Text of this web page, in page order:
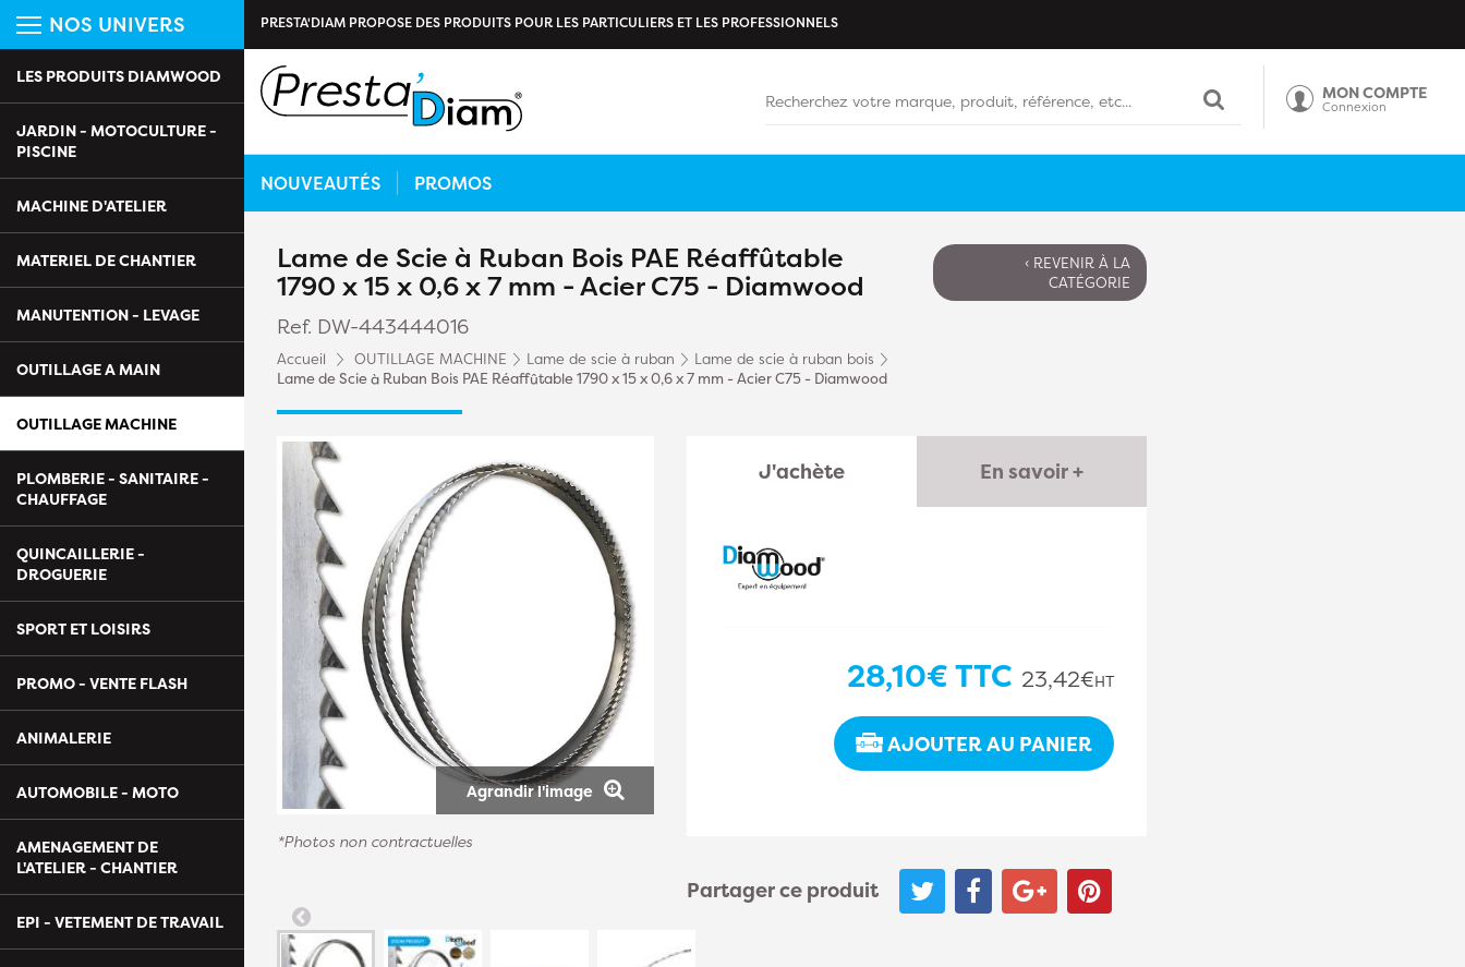
NOS UNIVERS
LES PRODUITS DIAMWOOD
JARDIN - MOTOCULTURE -
PISCINE
MACHINE D'ATELIER
MATERIEL DE CHANTIER
MANUTENTION - LEVAGE
OUTILLAGE A MAIN
OUTILLAGE MACHINE
PLOMBERIE - SANITAIRE -
CHAUFFAGE
QUINCAILLERIE -
DROGUERIE
SPORT ET LOISIRS
PROMO - VENTE FLASH
ANIMALERIE
AUTOMOBILE - MOTO
AMENAGEMENT DE
L'ATELIER - CHANTIER
EPI - VETEMENT DE TRAVAIL
PRESTA'DIAM PROPOSE DES PRODUITS POUR LES PARTICULIERS ET LES PROFESSIONNELS
MON COMPTE
Connexion
NOUVEAUTÉS PROMOS
Lame de Scie à Ruban Bois PAE Réaffûtable
1790 x 15 x 0,6 x 7 mm - Acier C75 - Diamwood
Ref. DW-443444016
Accueil OUTILLAGE MACHINE Lame de scie à ruban
Lame de scie à ruban bois
Lame de Scie à Ruban Bois PAE Réaffûtable 1790 x 15 x 0,6 x 7 mm - Acier C75 - Diamwood
‹ REVENIR À LA
CATÉGORIE
Agrandir l'image
*Photos non contractuelles
J'achète En savoir +
28,10€TTC 23,42€HT
AJOUTER AU PANIER
Partager ce produit